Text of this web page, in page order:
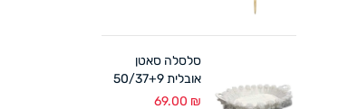
סלסלה סאטן
אובלית 50/37+9
ס"מ לבן
69.00 ₪